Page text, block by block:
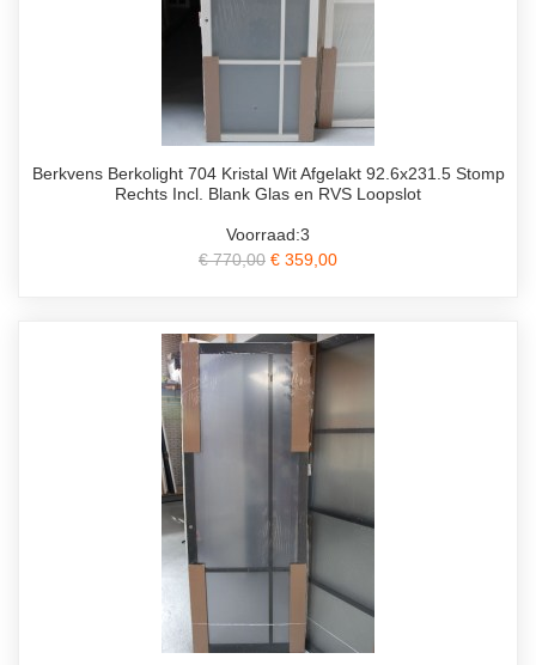
Berkvens Berkolight 704 Kristal Wit Afgelakt 92.6x231.5 Stomp
Rechts Incl. Blank Glas en RVS Loopslot
Voorraad:3
€ 770,00 € 359,00